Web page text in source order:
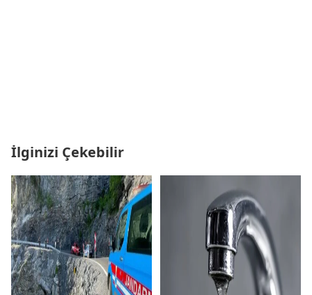
İlginizi Çekebilir